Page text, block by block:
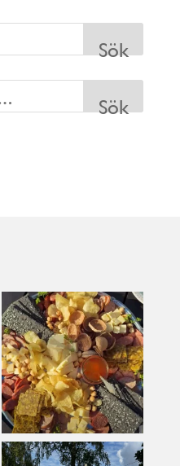
Sök
Sök
kullanslycka
Jul 29
kullanslycka